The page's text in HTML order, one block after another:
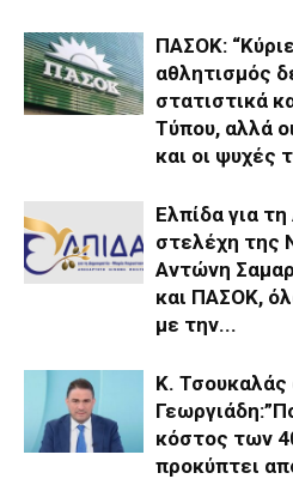
ΠΑΣΟΚ:
αθλητισμός
στατιστικά
Τύπου, αλλά
και οι ψυχές
Ελπίδα για
στελέχη της
Αντώνη
και ΠΑΣΟΚ,
με την...
Κ. Τσουκαλάς
κόστος των
προκύπτει